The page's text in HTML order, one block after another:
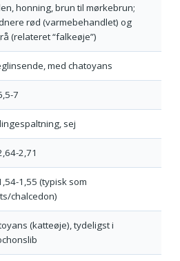
honning, brun til mørkebrun;
rød (varmebehandlet) og
(relateret “falkeøje”)
med chatoyans
7
sej
2,71
1,55 (typisk som
chalcedon)
(katteøje), tydeligst i